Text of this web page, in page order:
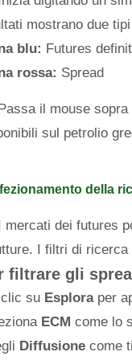
mostrano due
blu: Futures
rossa: Spread
Passa il mouse
sul petrolio
della
I mercati dei futures
I filtri di
filtrare gli
clic su Esploraper
ECM come lo
Diffusione come